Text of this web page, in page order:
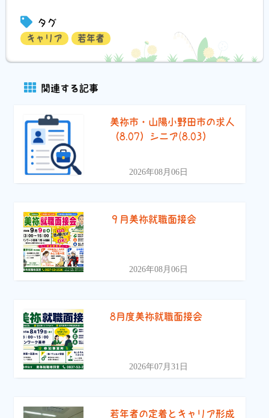
タグ
キャリア 若年者
関連する記事
美祢市・山陽小野田市の求人
（8.07）シニア(8.03）
2026年08月06日
９月美祢就職面接会
2026年08月06日
8月度美祢就職面接会
2026年07月31日
若年者の定着とキャリア形成